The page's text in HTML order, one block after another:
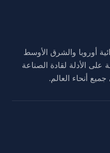
أوروبا والشرق الأوسط
على الأدلة لقادة الصناعة
جميع أنحاء العالم.